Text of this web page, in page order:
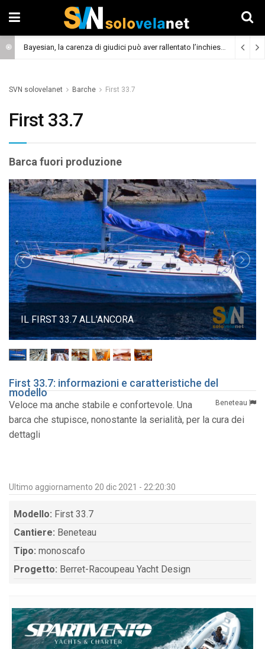
Bayesian, la carenza di giudici può aver rallentato l’inchiesta (Cronaca)
SVN solovelanet Barche First 33.7
First 33.7
Barca fuori produzione
IL FIRST 33.7 ALL'ANCORA
First 33.7: informazioni e caratteristiche del
modello
Beneteau
Veloce ma anche stabile e confortevole. Una
barca che stupisce, nonostante la serialità, per la cura dei
dettagli
Ultimo aggiornamento 20 dic 2021 - 22:20:30
Modello: First 33.7
Cantiere: Beneteau
Tipo: monoscafo
Progetto: Berret-Racoupeau Yacht Design